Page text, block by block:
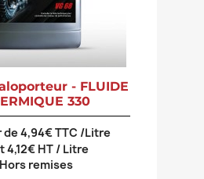
- FLUIDE
330
de 4,94€ TTC /Litre
4,12€ HT / Litre
Hors remises